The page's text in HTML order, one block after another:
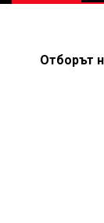
Отборът